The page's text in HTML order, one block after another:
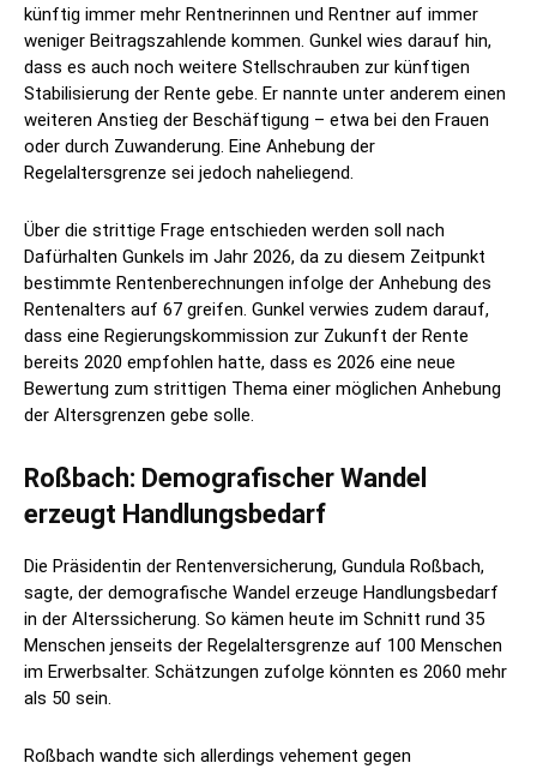
künftig immer mehr Rentnerinnen und Rentner auf immer
weniger Beitragszahlende kommen. Gunkel wies darauf hin,
dass es auch noch weitere Stellschrauben zur künftigen
Stabilisierung der Rente gebe. Er nannte unter anderem einen
weiteren Anstieg der Beschäftigung – etwa bei den Frauen
oder durch Zuwanderung. Eine Anhebung der
Regelaltersgrenze sei jedoch naheliegend.
Über die strittige Frage entschieden werden soll nach
Dafürhalten Gunkels im Jahr 2026, da zu diesem Zeitpunkt
bestimmte Rentenberechnungen infolge der Anhebung des
Rentenalters auf 67 greifen. Gunkel verwies zudem darauf,
dass eine Regierungskommission zur Zukunft der Rente
bereits 2020 empfohlen hatte, dass es 2026 eine neue
Bewertung zum strittigen Thema einer möglichen Anhebung
der Altersgrenzen gebe solle.
Roßbach: Demografischer Wandel
erzeugt Handlungsbedarf
Die Präsidentin der Rentenversicherung, Gundula Roßbach,
sagte, der demografische Wandel erzeuge Handlungsbedarf
in der Alterssicherung. So kämen heute im Schnitt rund 35
Menschen jenseits der Regelaltersgrenze auf 100 Menschen
im Erwerbsalter. Schätzungen zufolge könnten es 2060 mehr
als 50 sein.
Roßbach wandte sich allerdings vehement gegen